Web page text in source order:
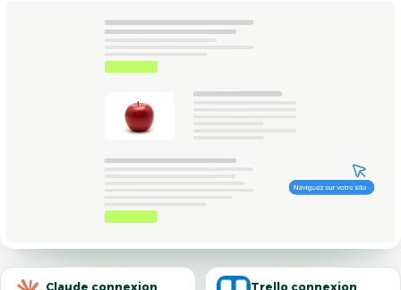
Claude connexion Trello connexion